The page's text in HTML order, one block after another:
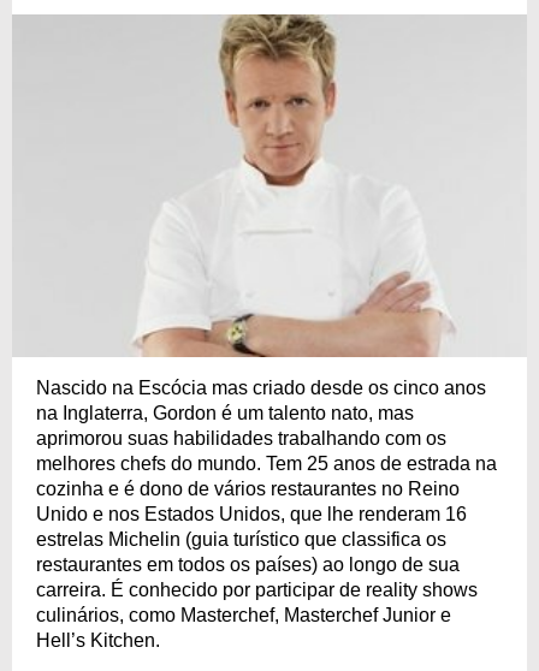
Nascido na Escócia mas criado desde os cinco anos
na Inglaterra, Gordon é um talento nato, mas
aprimorou suas habilidades trabalhando com os
melhores chefs do mundo. Tem 25 anos de estrada na
cozinha e é dono de vários restaurantes no Reino
Unido e nos Estados Unidos, que lhe renderam 16
estrelas Michelin (guia turístico que classifica os
restaurantes em todos os países) ao longo de sua
carreira. É conhecido por participar de reality shows
culinários, como Masterchef, Masterchef Junior e
Hell’s Kitchen.